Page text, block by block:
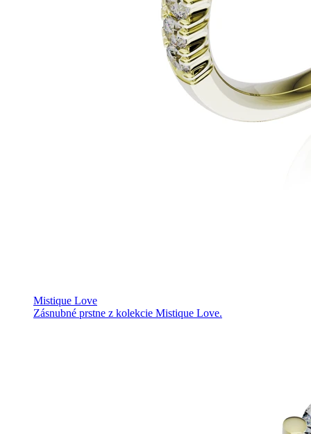
Mistique Love
Zásnubné prstne z kolekcie Mistique Love.